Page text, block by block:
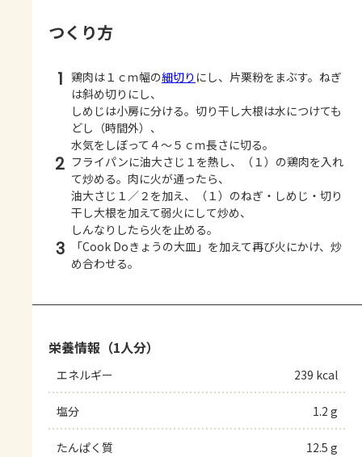
つくり方
1 鶏肉は１ｃｍ幅の細切り にし、片栗粉をまぶす。ねぎ
は斜め切りにし、
しめじは小房に分ける。切り干し大根は水につけても
どし（時間外）、
水気をしぼって４～５ｃｍ長さに切る。
2 フライパンに油大さじ１を熱し、（１）の鶏肉を入れ
て炒める。肉に火が通ったら、
油大さじ１／２を加え、（１）のねぎ・しめじ・切り
干し大根を加えて弱火にして炒め、
しんなりしたら火を止める。
3
「Cook Doきょうの大皿」を加えて再び火にかけ、炒
め合わせる。
栄養情報（1人分）
エネルギー 239 kcal
塩分 1.2 g
たんぱく質 12.5 g